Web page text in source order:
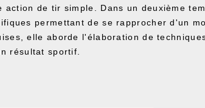
de tir simple. Dans un deuxième
permettant de se rapprocher d'un
elle aborde l'élaboration de
résultat sportif.